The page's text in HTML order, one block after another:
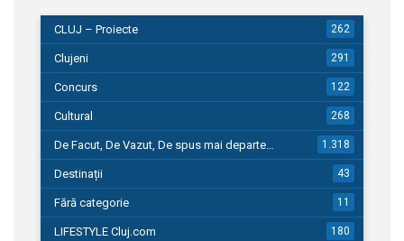
CLUJ – Proiecte 262
Clujeni 291
Concurs 122
Cultural 268
De Facut, De Vazut, De spus mai departe… 1.318
Destinații 43
Fără categorie 11
LIFESTYLE Cluj.com 180